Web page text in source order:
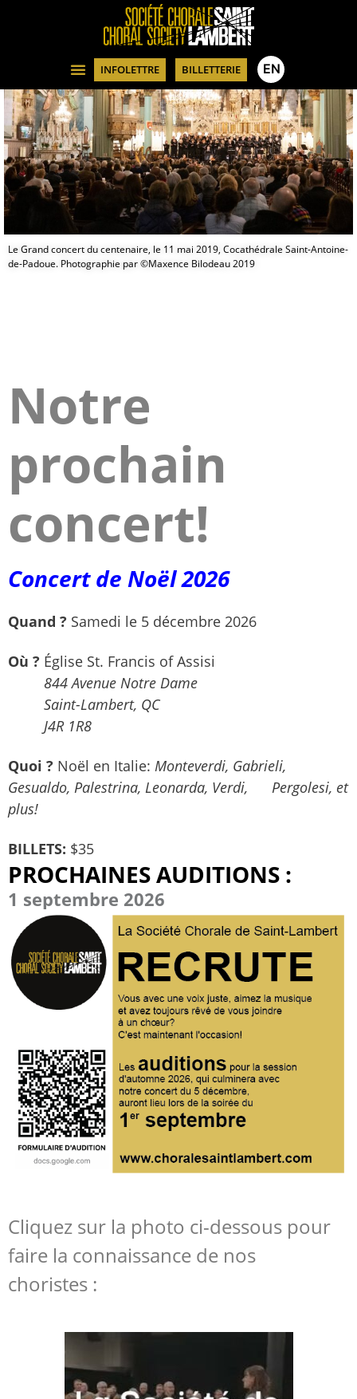
INFOLETTRE BILLETTERIE EN
Le Grand concert du centenaire, le 11 mai 2019, Cocathédrale Saint-Antoine-
de-Padoue. Photographie par ©Maxence Bilodeau 2019
Notre
prochain
concert!
Concert de Noël 2026
Quand ? Samedi le 5 décembre 2026
Où ? Église St. Francis of Assisi
844 Avenue Notre Dame
Saint-Lambert, QC
J4R 1R8
Quoi ? Noël en Italie: Monteverdi, Gabrieli,
Gesualdo, Palestrina, Leonarda, Verdi, Pergolesi, et
plus!
BILLETS: $35
PROCHAINES AUDITIONS :
1 septembre 2026
Cliquez sur la photo ci-dessous pour
faire la connaissance de nos
choristes :